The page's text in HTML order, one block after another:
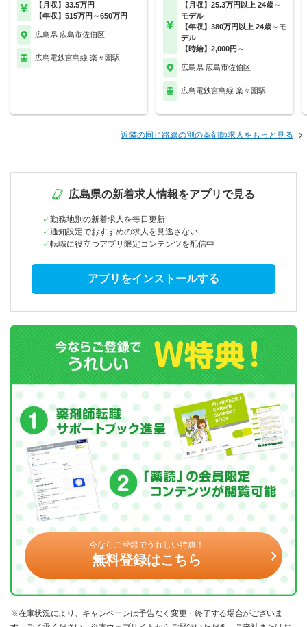
【月収】33.5万円
【年収】515万円～650万円
広島県 広島市佐伯区
広島電鉄宮島線 楽々園駅
【月収】25.3万円以上 24歳～
モデル
【年収】380万円以上 24歳～モ
デル
【時給】2,000円～
広島県 広島市佐伯区
広島電鉄宮島線 楽々園駅
近隣の同じ路線の別の薬剤師求人をもっと見る
広島県の新着求人情報をアプリで見る
勤務地別の新着求人を毎日更新
通知設定でおすすめの求人を見逃さない
転職に役立つアプリ限定コンテンツを配信中
アプリをインストールする
今ならご登録でうれしい特典！
無料登録はこちら
※在庫状況により、キャンペーンは予告なく変更・終了する場合がございま